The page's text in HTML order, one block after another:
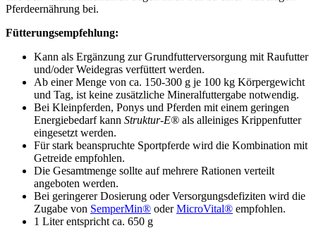
Pferdeernährung bei.
Fütterungsempfehlung:
Kann als Ergänzung zur Grundfutterversorgung mit Raufutter
und/oder Weidegras verfüttert werden.
Ab einer Menge von ca. 150-300 g je 100 kg Körpergewicht
und Tag, ist keine zusätzliche Mineralfuttergabe notwendig.
Bei Kleinpferden, Ponys und Pferden mit einem geringen
Energiebedarf kann Struktur-E® als alleiniges Krippenfutter
eingesetzt werden.
Für stark beanspruchte Sportpferde wird die Kombination mit
Getreide empfohlen.
Die Gesamtmenge sollte auf mehrere Rationen verteilt
angeboten werden.
Bei geringerer Dosierung oder Versorgungsdefiziten wird die
Zugabe von SemperMin® oderMicroVital® empfohlen.
1 Liter entspricht ca. 650 g